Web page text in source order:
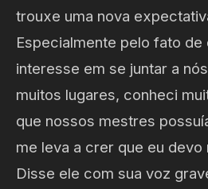
trouxe uma nova
Especialmente pelo fato de
interesse em se juntar a
muitos lugares, conheci
que nossos mestres
me leva a crer que eu devo
Disse ele com sua voz